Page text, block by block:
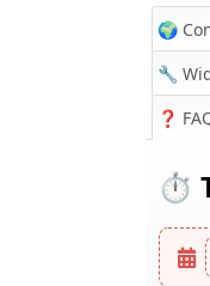
🌍
🔧
❓
⏱️